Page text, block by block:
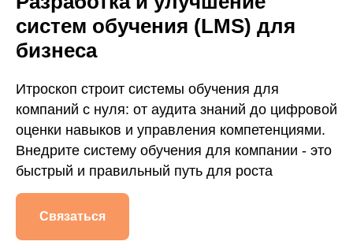
систем обучения (LMS) для
бизнеса
Итроскоп строит системы обучения для
компаний с нуля: от аудита знаний до цифровой
оценки навыков и управления компетенциями.
Внедрите систему обучения для компании - это
быстрый и правильный путь для роста
Связаться